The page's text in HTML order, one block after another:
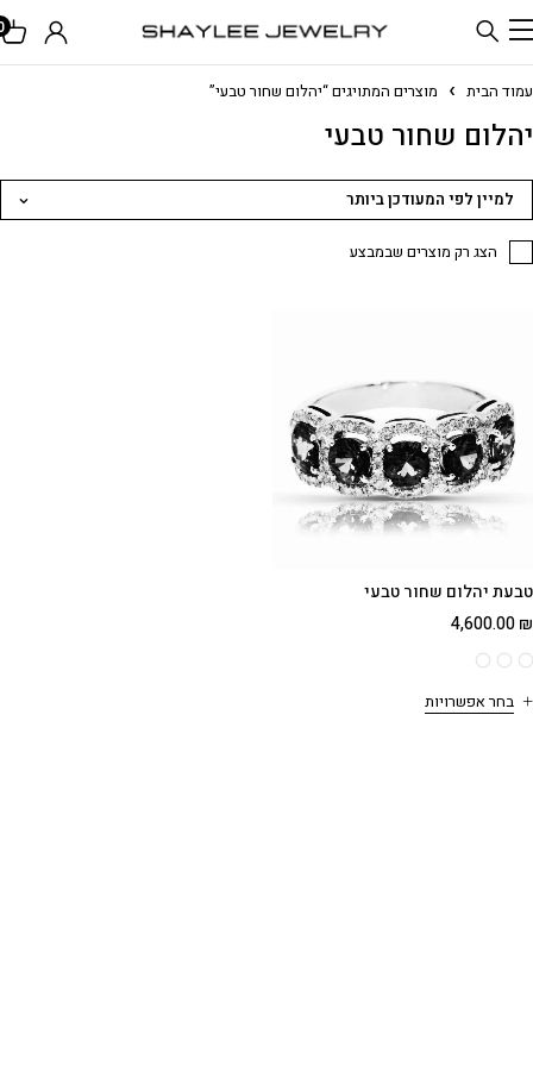
עמוד הבית מוצרים המתויגים “יהלום שחור טבעי”
יהלום שחור טבעי
הצג רק מוצרים שבמבצע
למיין לפי המעודכן ביותר
טבעת יהלום שחור טבעי
4,600.00₪
בחר אפשרויות